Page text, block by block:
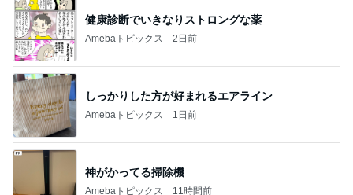
健康診断でいきなりストロングな薬
Amebaトピックス 2日前
しっかりした方が好まれるエアライン
Amebaトピックス 1日前
神がかってる掃除機
Amebaトピックス 11時間前